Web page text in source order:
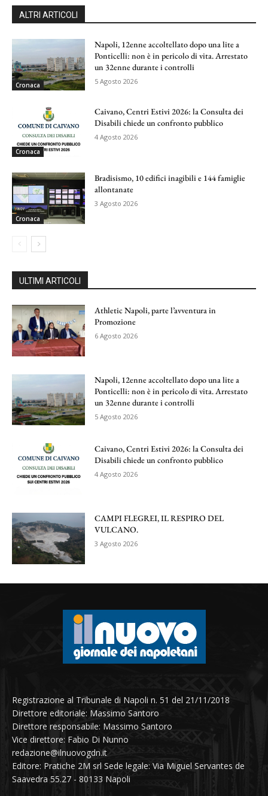
ALTRI ARTICOLI
Cronaca
Napoli, 12enne accoltellato dopo una lite a
Ponticelli: non è in pericolo di vita. Arrestato
un 32enne durante i controlli
5 Agosto 2026
Cronaca
Caivano, Centri Estivi 2026: la Consulta dei
Disabili chiede un confronto pubblico
4 Agosto 2026
Cronaca
Bradisismo, 10 edifici inagibili e 144 famiglie
allontanate
3 Agosto 2026
ULTIMI ARTICOLI
Athletic Napoli, parte l’avventura in
Promozione
6 Agosto 2026
Napoli, 12enne accoltellato dopo una lite a
Ponticelli: non è in pericolo di vita. Arrestato
un 32enne durante i controlli
5 Agosto 2026
Caivano, Centri Estivi 2026: la Consulta dei
Disabili chiede un confronto pubblico
4 Agosto 2026
CAMPI FLEGREI, IL RESPIRO DEL
VULCANO.
3 Agosto 2026
Registrazione al Tribunale di Napoli n. 51 del 21/11/2018
Direttore editoriale: Massimo Santoro
Direttore responsabile: Massimo Santoro
Vice direttore: Fabio Di Nunno
redazione@ilnuovogdn.it
Editore: Pratiche 2M srl Sede legale: Via Miguel Servantes de
Saavedra 55.27 - 80133 Napoli